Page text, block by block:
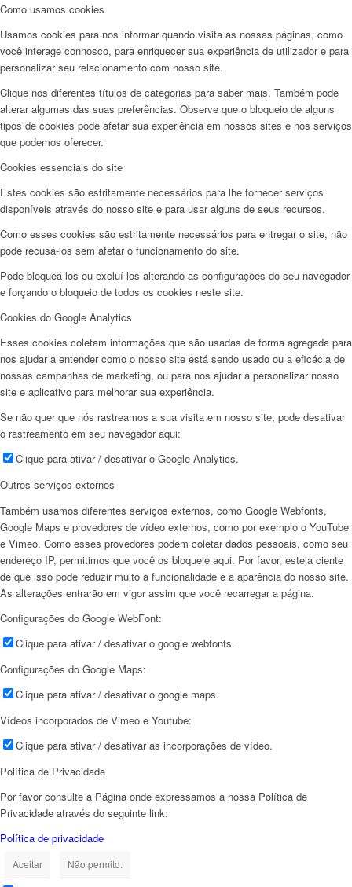
Como usamos cookies
Usamos cookies para nos informar quando visita as nossas páginas, como
você interage connosco, para enriquecer sua experiência de utilizador e para
personalizar seu relacionamento com nosso site.
Clique nos diferentes títulos de categorias para saber mais. Também pode
alterar algumas das suas preferências. Observe que o bloqueio de alguns
tipos de cookies pode afetar sua experiência em nossos sites e nos serviços
que podemos oferecer.
Cookies essenciais do site
Estes cookies são estritamente necessários para lhe fornecer serviços
disponíveis através do nosso site e para usar alguns de seus recursos.
Como esses cookies são estritamente necessários para entregar o site, não
pode recusá-los sem afetar o funcionamento do site.
Pode bloqueá-los ou excluí-los alterando as configurações do seu navegador
e forçando o bloqueio de todos os cookies neste site.
Cookies do Google Analytics
Esses cookies coletam informações que são usadas de forma agregada para
nos ajudar a entender como o nosso site está sendo usado ou a eficácia de
nossas campanhas de marketing, ou para nos ajudar a personalizar nosso
site e aplicativo para melhorar sua experiência.
Se não quer que nós rastreamos a sua visita em nosso site, pode desativar
o rastreamento em seu navegador aqui:
Clique para ativar / desativar o Google Analytics.
Outros serviços externos
Também usamos diferentes serviços externos, como Google Webfonts,
Google Maps e provedores de vídeo externos, como por exemplo o YouTube
e Vimeo. Como esses provedores podem coletar dados pessoais, como seu
endereço IP, permitimos que você os bloqueie aqui. Por favor, esteja ciente
de que isso pode reduzir muito a funcionalidade e a aparência do nosso site.
As alterações entrarão em vigor assim que você recarregar a página.
Configurações do Google WebFont:
Clique para ativar / desativar o google webfonts.
Configurações do Google Maps:
Clique para ativar / desativar o google maps.
Vídeos incorporados de Vimeo e Youtube:
Clique para ativar / desativar as incorporações de vídeo.
Política de Privacidade
Por favor consulte a Página onde expressamos a nossa Política de
Privacidade através do seguinte link:
Política de privacidade
Aceitar Não permito.